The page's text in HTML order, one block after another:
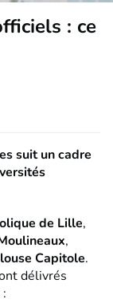
: ce
suit un cadre
de Lille,
,
Capitole.
délivrés
: